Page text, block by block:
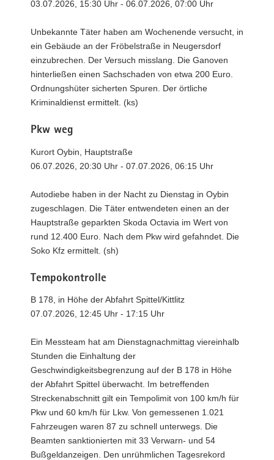
03.07.2026, 15:30 Uhr - 06.07.2026, 07:00 Uhr
Unbekannte Täter haben am Wochenende versucht, in
ein Gebäude an der Fröbelstraße in Neugersdorf
einzubrechen. Der Versuch misslang. Die Ganoven
hinterließen einen Sachschaden von etwa 200 Euro.
Ordnungshüter sicherten Spuren. Der örtliche
Kriminaldienst ermittelt. (ks)
Pkw weg
Kurort Oybin, Hauptstraße
06.07.2026, 20:30 Uhr - 07.07.2026, 06:15 Uhr
Autodiebe haben in der Nacht zu Dienstag in Oybin
zugeschlagen. Die Täter entwendeten einen an der
Hauptstraße geparkten Skoda Octavia im Wert von
rund 12.400 Euro. Nach dem Pkw wird gefahndet. Die
Soko Kfz ermittelt. (sh)
Tempokontrolle
B 178, in Höhe der Abfahrt Spittel/Kittlitz
07.07.2026, 12:45 Uhr - 17:15 Uhr
Ein Messteam hat am Dienstagnachmittag viereinhalb
Stunden die Einhaltung der
Geschwindigkeitsbegrenzung auf der B 178 in Höhe
der Abfahrt Spittel überwacht. Im betreffenden
Streckenabschnitt gilt ein Tempolimit von 100 km/h für
Pkw und 60 km/h für Lkw. Von gemessenen 1.021
Fahrzeugen waren 87 zu schnell unterwegs. Die
Beamten sanktionierten mit 33 Verwarn- und 54
Bußgeldanzeigen. Den unrühmlichen Tagesrekord